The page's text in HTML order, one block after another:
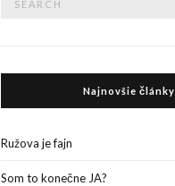
Najnovšie články
Ružova je fajn
Som to konečne JA?